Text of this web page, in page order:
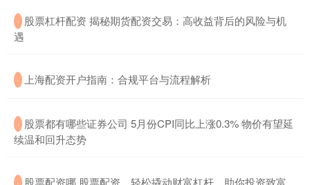
· ​股票杠杆配资 揭秘期货配资交易：高收益背后的风险与机
遇
· ​上海配资开户指南：合规平台与流程解析
· ​股票都有哪些证券公司 5月份CPI同比上涨0.3% 物价有望延
续温和回升态势